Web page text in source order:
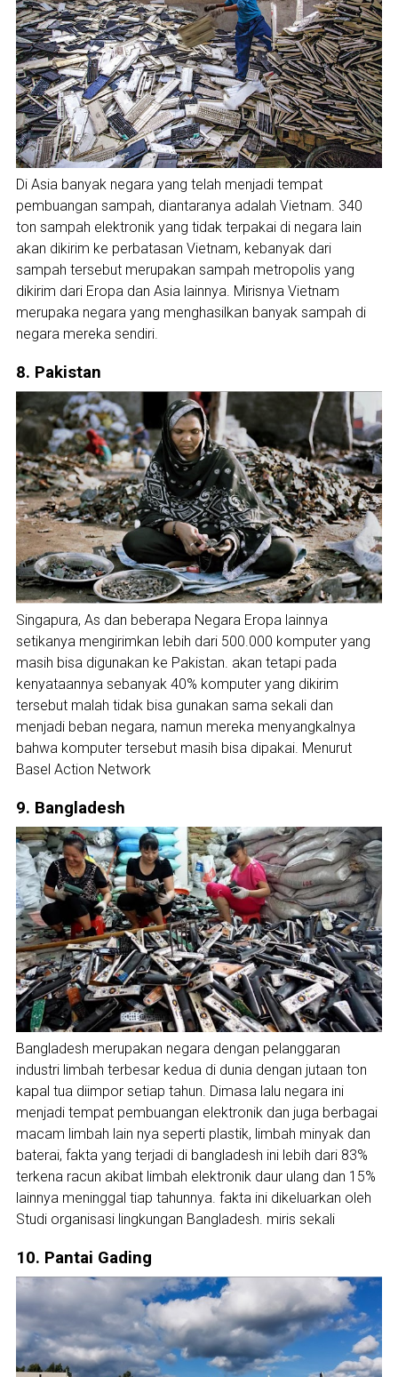
Di Asia banyak negara yang telah menjadi tempat
pembuangan sampah, diantaranya adalah Vietnam. 340
ton sampah elektronik yang tidak terpakai di negara lain
akan dikirim ke perbatasan Vietnam, kebanyak dari
sampah tersebut merupakan sampah metropolis yang
dikirim dari Eropa dan Asia lainnya. Mirisnya Vietnam
merupaka negara yang menghasilkan banyak sampah di
negara mereka sendiri.
8. Pakistan
Singapura, As dan beberapa Negara Eropa lainnya
setikanya mengirimkan lebih dari 500.000 komputer yang
masih bisa digunakan ke Pakistan. akan tetapi pada
kenyataannya sebanyak 40% komputer yang dikirim
tersebut malah tidak bisa gunakan sama sekali dan
menjadi beban negara, namun mereka menyangkalnya
bahwa komputer tersebut masih bisa dipakai. Menurut
Basel Action Network
9. Bangladesh
Bangladesh merupakan negara dengan pelanggaran
industri limbah terbesar kedua di dunia dengan jutaan ton
kapal tua diimpor setiap tahun. Dimasa lalu negara ini
menjadi tempat pembuangan elektronik dan juga berbagai
macam limbah lain nya seperti plastik, limbah minyak dan
baterai, fakta yang terjadi di bangladesh ini lebih dari 83%
terkena racun akibat limbah elektronik daur ulang dan 15%
lainnya meninggal tiap tahunnya. fakta ini dikeluarkan oleh
Studi organisasi lingkungan Bangladesh. miris sekali
10. Pantai Gading